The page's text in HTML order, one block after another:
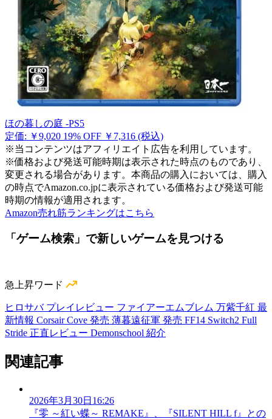
ほの暮しの庭 -PS5
定価: ￥9,020 19% OFF ￥7,316 (税込)
※当コンテンツはアフィリエイト広告を利用しています。
※価格および発送可能時期は表示された時点のものであり、
変更される場合があります。本商品の購入においては、購入
の時点でAmazon.co.jpに表示されている価格および発送可能
時期の情報が適用されます。
Amazon売れ筋ランキングはこちら
「ゲーム検索」で新しいゲームを見つける
急上昇ワード
ヒロサバ プレイレビュー ファイアーエムブレム 万紫千紅 最
新情報 Corsair Cove 発売 薄暮遠征軍 発売 FF14 Switch2 Full
Stride 正直レビュー Demonschool 紹介
関連記事
2026年3月30日16:26
『零 ～紅い蝶～ REMAKE』、『SILENT HILL f』との